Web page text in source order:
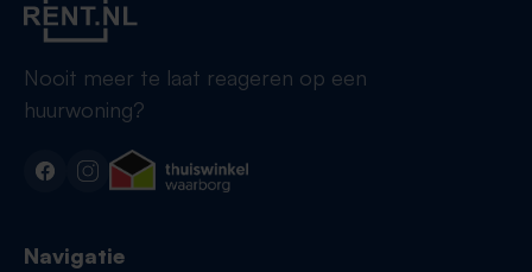
Nooit meer te laat reageren op een
huurwoning?
Navigatie